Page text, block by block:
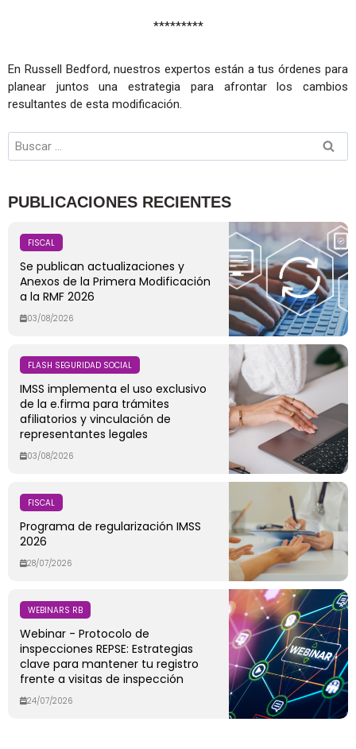
*********
En Russell Bedford, nuestros expertos están a tus órdenes para
planear juntos una estrategia para afrontar los cambios
resultantes de esta modificación.
PUBLICACIONES RECIENTES
FISCAL
Se publican actualizaciones y
Anexos de la Primera Modificación
a la RMF 2026
03/08/2026
FLASH SEGURIDAD SOCIAL
IMSS implementa el uso exclusivo
de la e.firma para trámites
afiliatorios y vinculación de
representantes legales
03/08/2026
FISCAL
Programa de regularización IMSS
2026
28/07/2026
WEBINARS RB
Webinar - Protocolo de
inspecciones REPSE: Estrategias
clave para mantener tu registro
frente a visitas de inspección
24/07/2026